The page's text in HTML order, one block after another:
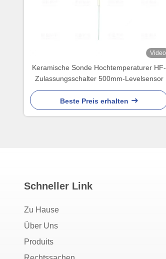
Video
Keramische Sonde Hochtemperaturer HF-
Zulassungsschalter 500mm-Levelsensor
Beste Preis erhalten
Schneller Link
Zu Hause
Über Uns
Produits